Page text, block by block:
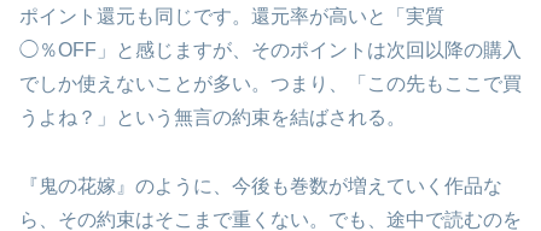
ポイント還元も同じです。還元率が高いと「実質
◯％OFF」と感じますが、そのポイントは次回以降の購入
でしか使えないことが多い。つまり、「この先もここで買
うよね？」という無言の約束を結ばされる。
『鬼の花嫁』のように、今後も巻数が増えていく作品な
ら、その約束はそこまで重くない。でも、途中で読むのを